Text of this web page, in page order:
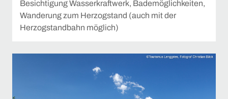
Besichtigung Wasserkraftwerk, Bademöglichkeiten,
Wanderung zum Herzogstand (auch mit der
Herzogstandbahn möglich)